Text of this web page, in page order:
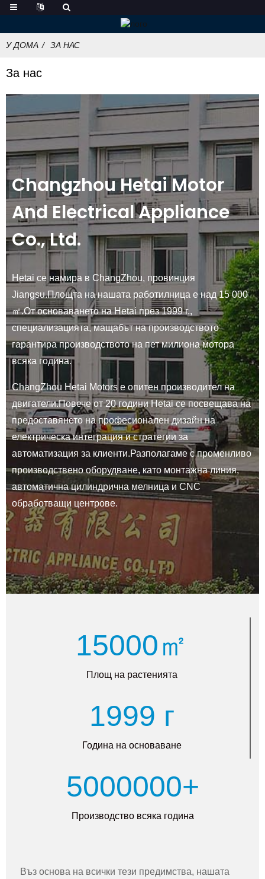
У ДОМА ЗА НАС
За нас
Changzhou Hetai Motor
And Electrical Appliance
Co., Ltd.
Hetai се намира в ChangZhou, провинция
Jiangsu.Площта на нашата работилница е над 15 000
㎡.От основаването на Hetai през 1999 г.,
специализацията, мащабът на производството
гарантира производството на пет милиона мотора
всяка година.
ChangZhou Hetai Motors е опитен производител на
двигатели.Повече от 20 години Hetai се посвещава на
предоставянето на професионален дизайн на
електрическа интеграция и стратегии за
автоматизация за клиенти.Разполагаме с променливо
производствено оборудване, като монтажна линия,
автоматична цилиндрична мелница и CNC
обработващи центрове.
15000㎡
Площ на растенията
1999 г
Година на основаване
5000000+
Производство всяка година
Въз основа на всички тези предимства, нашата